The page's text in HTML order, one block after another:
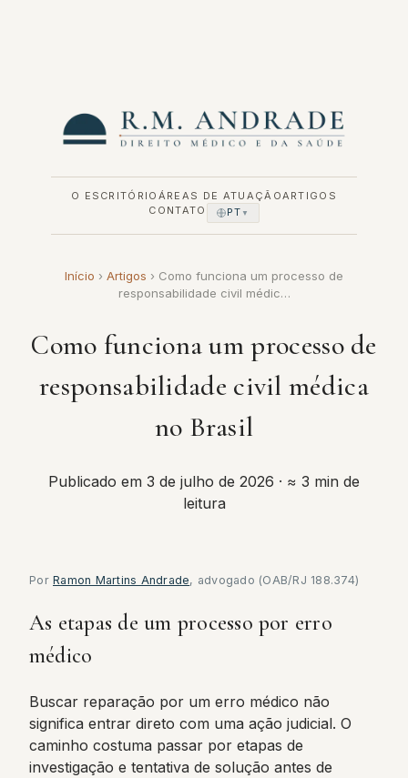
O ESCRITÓRIO ÁREAS DE ATUAÇÃOARTIGOS
CONTATO
PT ▼
Início › Artigos › Como funciona um processo de
responsabilidade civil médic…
Como funciona um processo de
responsabilidade civil médica
no Brasil
Publicado em 3 de julho de 2026 · ≈ 3 min de
leitura
Por Ramon Martins Andrade, advogado (OAB/RJ 188.374)
As etapas de um processo por erro
médico
Buscar reparação por um erro médico não
significa entrar direto com uma ação judicial. O
caminho costuma passar por etapas de
investigação e tentativa de solução antes de